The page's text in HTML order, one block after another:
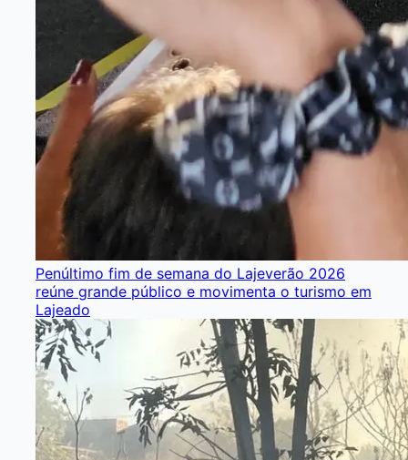
Penúltimo fim de semana do Lajeverão 2026
reúne grande público e movimenta o turismo em
Lajeado